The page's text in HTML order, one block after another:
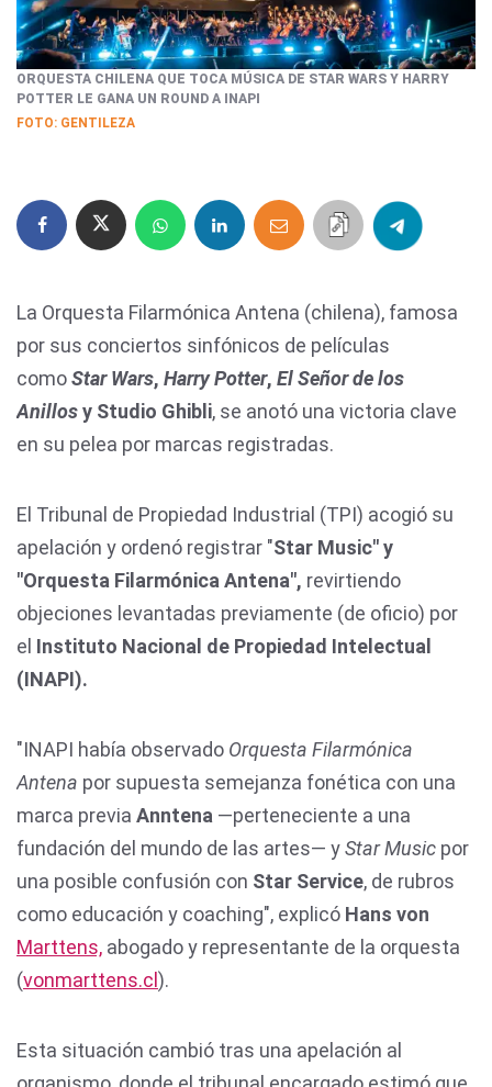
ORQUESTA CHILENA QUE TOCA MÚSICA DE STAR WARS Y HARRY
POTTER LE GANA UN ROUND A INAPI
FOTO: GENTILEZA
La Orquesta Filarmónica Antena (chilena), famosa
por sus conciertos sinfónicos de películas
comoStar Wars, Harry Potter, El Señor de los
Anillosy Studio Ghibli, se anotó una victoria clave
en su pelea por marcas registradas.
El Tribunal de Propiedad Industrial (TPI) acogió su
apelación y ordenó registrar "Star Music" y
"Orquesta Filarmónica Antena", revirtiendo
objeciones levantadas previamente (de oficio) por
el Instituto Nacional de Propiedad Intelectual
(INAPI).
"INAPI había observado Orquesta Filarmónica
Antena por supuesta semejanza fonética con una
marca previa Anntena —perteneciente a una
fundación del mundo de las artes— yStar Music por
una posible confusión con Star Service, de rubros
como educación y coaching", explicó Hans von
Marttens, abogado y representante de la orquesta
(vonmarttens.cl ).
Esta situación cambió tras una apelación al